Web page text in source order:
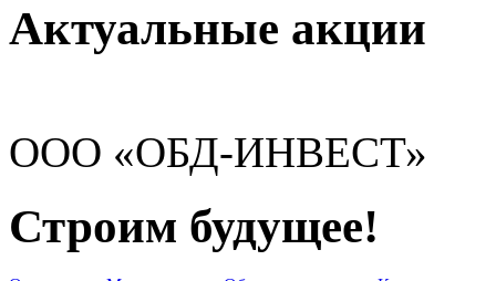
Актуальные акции
ООО «ОБД-ИНВЕСТ»
Строим будущее!